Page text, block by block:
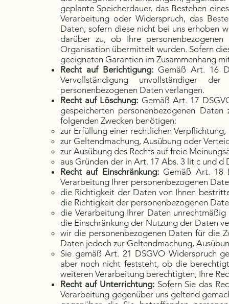
geplante Speicherdauer, das Bestehen
Verarbeitung oder Widerspruch, das
Daten, sofern diese nicht bei uns erhoben
darüber zu, ob Ihre
Organisation übermittelt wurden. Sofern
geeigneten Garantien im Zusammenhang
Recht auf Berichtigung:Gemäß Art. 16
Vervollständigung unvollständiger
personenbezogenen Daten verlangen.
Recht auf Löschung: Gemäß Art. 17
gespeicherten personenbezogenen
folgenden Zwecken benötigen:
zur Erfüllung einer rechtlichen Verpflichtung,
zur Geltendmachung, Ausübung oder
zur Ausübung des Rechts auf freie
aus Gründen der in Art. 17 Abs. 3 lit c und d
Recht auf Einschränkung:Gemäß Art. 18
Verarbeitung Ihrer personenbezogenen
die Richtigkeit der Daten von Ihnen
die Richtigkeit der personenbezogenen
die Verarbeitung Ihrer Daten
die Einschränkung der Nutzung der Daten
wir die personenbezogenen Daten für die
Daten jedoch zur Geltendmachung,
Sie gemäß Art. 21 DSGVO Widerspruch
aber noch nicht feststeht, ob die
weiteren Verarbeitung berechtigten, Ihre
Recht auf Unterrichtung:Sofern Sie das
Verarbeitung gegenüber uns geltend